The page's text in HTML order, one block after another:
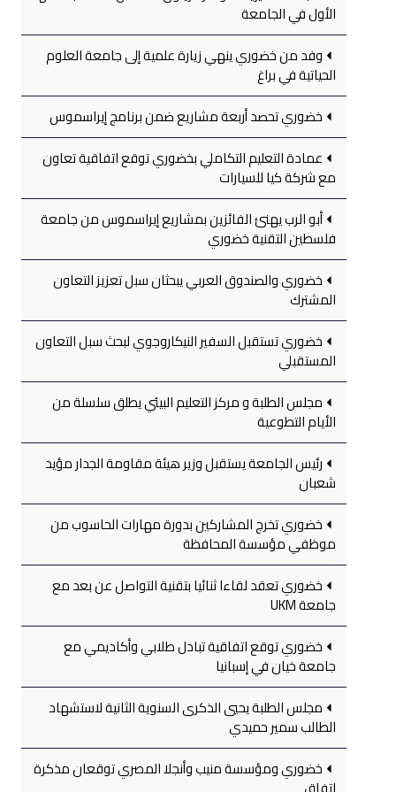
الأول في الجامعة
وفد من خضوري ينهي زيارة علمية إلى جامعة العلوم
الحياتية في براغ
خضوري تحصد أربعة مشاريع ضمن برنامج إيراسموس
عمادة التعليم التكاملي بخضوري توقع اتفاقية تعاون
مع شركة كيا للسيارات
أبو الرب يهنئ الفائزين بمشاريع إيراسموس من جامعة
فلسطين التقنية خضوري
خضوري والصندوق العربي يبحثان سبل تعزيز التعاون
المشترك
خضوري تستقبل السفير النيكاروجوي لبحث سبل التعاون
المستقبلي
مجلس الطلبة و مركز التعليم البيئي يطلق سلسلة من
الأيام التطوعية
رئيس الجامعة يستقبل وزير هيئة مقاومة الجدار مؤيد
شعبان
خضوري تخرج المشاركين بدورة مهارات الحاسوب من
موظفي مؤسسة المحافظة
خضوري تعقد لقاءا ثنائيا بتقنية التواصل عن بعد مع
جامعة UKM
خضوري توقع اتفاقية تبادل طلابي وأكاديمي مع
جامعة خيان في إسبانيا
مجلس الطلبة يحيي الذكرى السنوية الثانية لاستشهاد
الطالب سمير حميدي
خضوري ومؤسسة منيب وأنجلا المصري توقعان مذكرة